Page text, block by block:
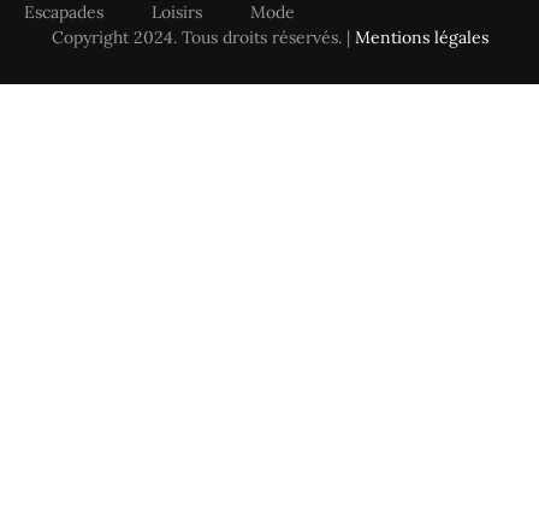
Escapades
Loisirs
Mode
Copyright 2024. Tous droits réservés. | Mentions légales